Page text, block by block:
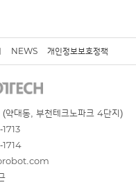
NEWS 개인정보보호정책
대동, 부천테크노파크 4단지)